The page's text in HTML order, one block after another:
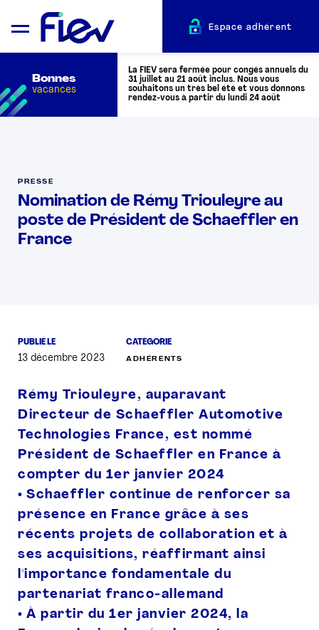
L’AUTOMOTIVE
PRESSE
Espace adhérent
Bonnes
vacances
La FIEV sera fermée pour congés annuels du
31 juillet au 21 août inclus. Nous vous
souhaitons un très bel été et vous donnons
rendez-vous à partir du lundi 24 août
PRESSE
Nomination de Rémy Triouleyre au
poste de Président de Schaeffler en
France
PUBLIÉ LE
13 décembre 2023
CATÉGORIE
ADHÉRENTS
Rémy Triouleyre, auparavant
Directeur de Schaeffler Automotive
Technologies France, est nommé
Président de Schaeffler en France à
compter du 1er janvier 2024
• Schaeffler continue de renforcer sa
présence en France grâce à ses
récents projets de collaboration et à
ses acquisitions, réaffirmant ainsi
l'importance fondamentale du
partenariat franco-allemand
• À partir du 1er janvier 2024, la